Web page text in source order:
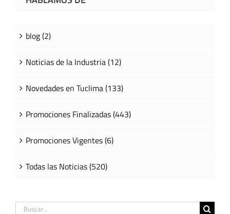
blog (2)
Noticias de la Industria (12)
Novedades en Tuclima (133)
Promociones Finalizadas (443)
Promociones Vigentes (6)
Todas las Noticias (520)
Buscar: